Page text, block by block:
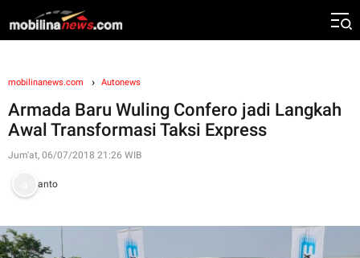
mobilinanews.com Autonews
Armada Baru Wuling Confero jadi Langkah
Awal Transformasi Taksi Express
Jum'at, 06/07/2018 21:26 WIB
anto